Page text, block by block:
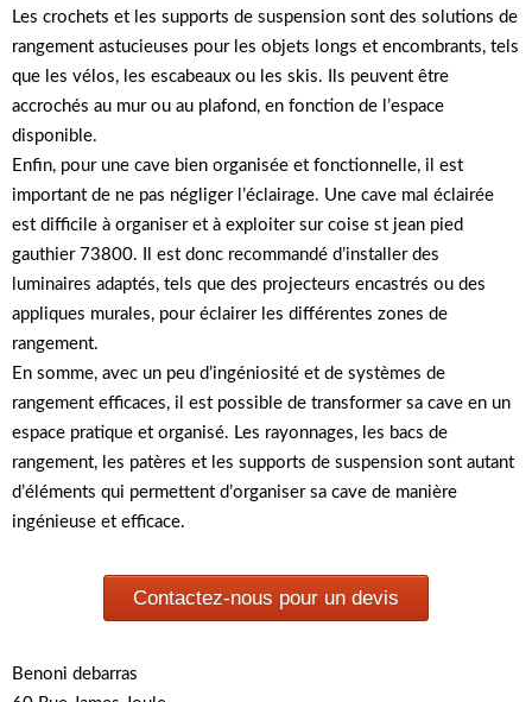
Les crochets et les supports de suspension sont des solutions de
rangement astucieuses pour les objets longs et encombrants, tels
que les vélos, les escabeaux ou les skis. Ils peuvent être
accrochés au mur ou au plafond, en fonction de l’espace
disponible.
Enfin, pour une cave bien organisée et fonctionnelle, il est
important de ne pas négliger l’éclairage. Une cave mal éclairée
est difficile à organiser et à exploiter sur coise st jean pied
gauthier 73800. Il est donc recommandé d’installer des
luminaires adaptés, tels que des projecteurs encastrés ou des
appliques murales, pour éclairer les différentes zones de
rangement.
En somme, avec un peu d’ingéniosité et de systèmes de
rangement efficaces, il est possible de transformer sa cave en un
espace pratique et organisé. Les rayonnages, les bacs de
rangement, les patères et les supports de suspension sont autant
d’éléments qui permettent d’organiser sa cave de manière
ingénieuse et efficace.
Contactez-nous pour un devis
Benoni debarras